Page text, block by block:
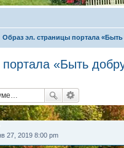
Образ эл. страницы портала
«Быть
27, 2019 8:00 pm